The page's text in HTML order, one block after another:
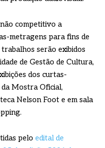
competitivo a
metragens para fins de
serão exibidos
de Gestão de Cultura,
dos curtas-
Mostra Oficial,
Nelson Foot e em sala
pelo edital de